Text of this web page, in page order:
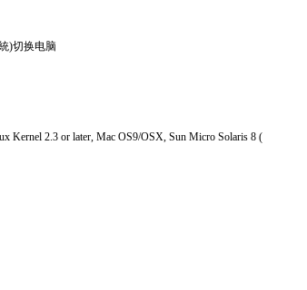
)切换电脑
2.3 or later, Mac OS9/OSX, Sun Micro Solaris 8 (